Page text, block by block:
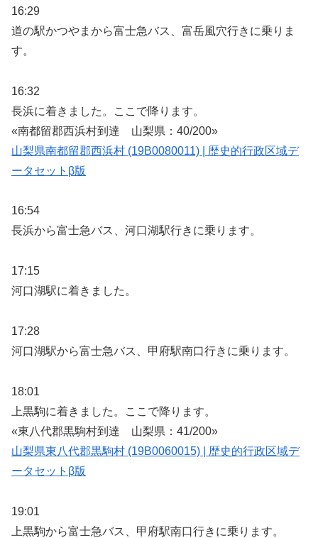
16:29
道の駅かつやまから富士急バス、富岳風穴行きに乗りま
す。
16:32
長浜に着きました。ここで降ります。
«南都留郡西浜村到達 山梨県：40/200»
山梨県南都留郡西浜村 (19B0080011) | 歴史的行政区域デ
ータセットβ版
16:54
長浜から富士急バス、河口湖駅行きに乗ります。
17:15
河口湖駅に着きました。
17:28
河口湖駅から富士急バス、甲府駅南口行きに乗ります。
18:01
上黒駒に着きました。ここで降ります。
«東八代郡黒駒村到達 山梨県：41/200»
山梨県東八代郡黒駒村 (19B0060015) | 歴史的行政区域デ
ータセットβ版
19:01
上黒駒から富士急バス、甲府駅南口行きに乗ります。